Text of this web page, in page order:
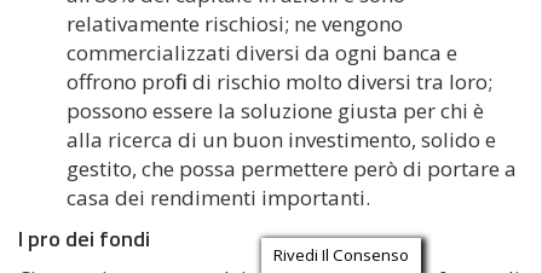
relativamente rischiosi; ne vengono
commercializzati diversi da ogni banca e
offrono profili di rischio molto diversi tra loro;
possono essere la soluzione giusta per chi è
alla ricerca di un buon investimento, solido e
gestito, che possa permettere però di portare a
casa dei rendimenti importanti.
I pro dei fondi Rivedi Il Consenso